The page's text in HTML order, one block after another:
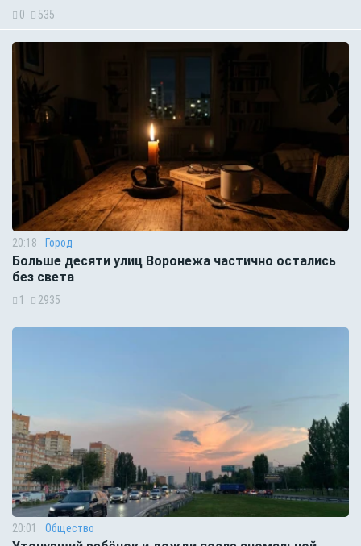
0 535
20:18 Город
Больше десяти улиц Воронежа частично остались
без света
1 2935
20:01 Общество